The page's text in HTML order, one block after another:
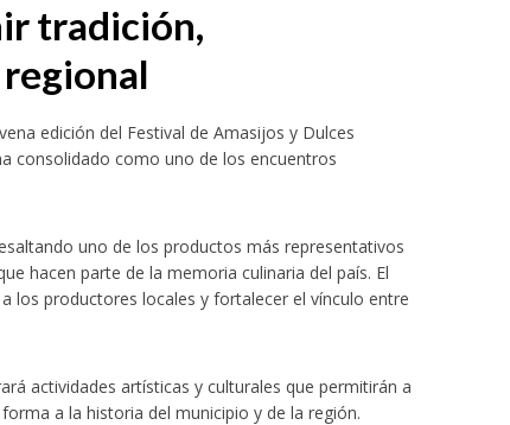
tradición,
edición del Festival de Amasijos y Dulces
consolidado como uno de los encuentros
uno de los productos más representativos
hacen parte de la memoria culinaria del país. El
los productores locales y fortalecer el vínculo entre
actividades artísticas y culturales que permitirán a
a la historia del municipio y de la región.